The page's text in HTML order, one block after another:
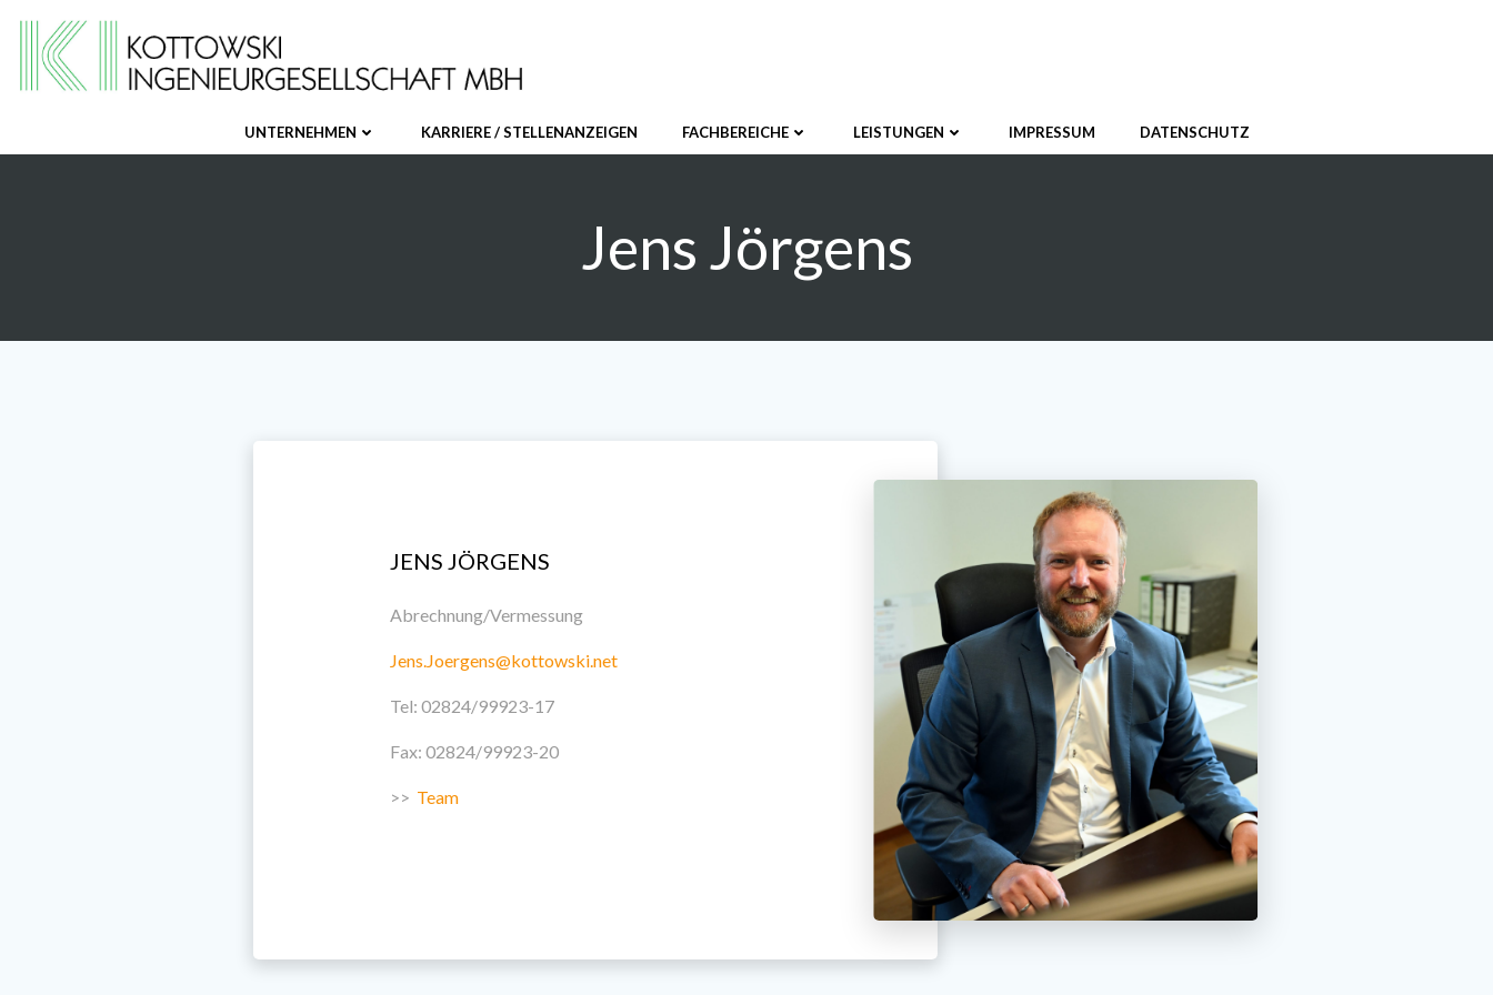
springen
UNTERNEHMEN KARRIERE / STELLENANZEIGEN FACHBEREICHE LEISTUNGEN IMPRESSUM DATENSCHUTZ
Jens Jörgens
JENS JÖRGENS
Abrechnung/Vermessung
Jens.Joergens@kottowski.net
Tel: 02824/99923-17
Fax: 02824/99923-20
>> Team